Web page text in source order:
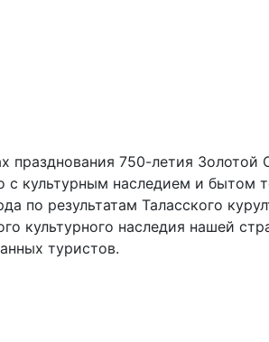
празднования 750-летия Золотой
с культурным наследием и бытом
по результатам Таласского
культурного наследия нашей
туристов.